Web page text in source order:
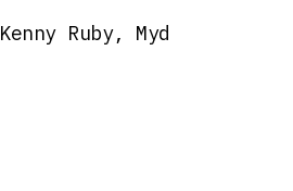
Kenny Ruby, Myd